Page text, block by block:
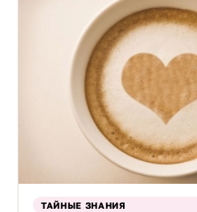
ТАЙНЫЕ ЗНАНИЯ